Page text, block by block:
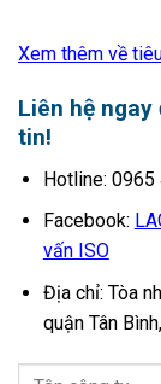
Xem thêm về
Liên hệ
tin!
Hotline: 0965
Facebook:
vấn ISO
Địa chỉ: Tòa
quận Tân